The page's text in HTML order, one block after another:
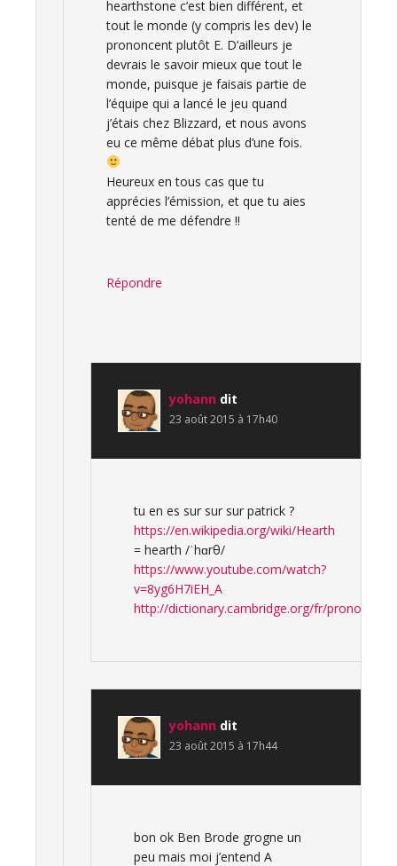
hearthstone c’est bien différent, et
tout le monde (y compris les dev) le
prononcent plutôt E. D’ailleurs je
devrais le savoir mieux que tout le
monde, puisque je faisais partie de
l’équipe qui a lancé le jeu quand
j’étais chez Blizzard, et nous avons
eu ce même débat plus d’une fois.
Heureux en tous cas que tu
apprécies l’émission, et que tu aies
tenté de me défendre !!
Répondre
yohann dit
23 août 2015 à 17h40
tu en es sur sur sur patrick ?
https://en.wikipedia.org/wiki/Hearth
= hearth /ˈhɑrθ/
https://www.youtube.com/watch?
v=8yg6H7iEH_A
http://dictionary.cambridge.org/fr/
yohann dit
23 août 2015 à 17h44
bon ok Ben Brode grogne un
peu mais moi j’entend A